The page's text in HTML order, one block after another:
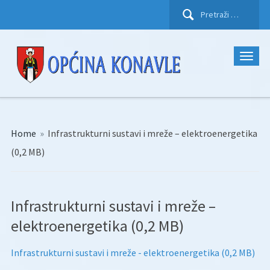
Pretraži:
Home » Infrastrukturni sustavi i mreže – elektroenergetika
(0,2 MB)
Infrastrukturni sustavi i mreže –
elektroenergetika (0,2 MB)
Infrastrukturni sustavi i mreže - elektroenergetika (0,2 MB)